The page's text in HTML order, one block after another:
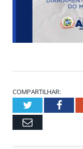
COMPARTILHAR:
Twitter
Email